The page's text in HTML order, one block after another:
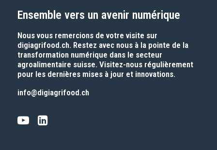
Ensemble vers un avenir numérique
Nous vous remercions de votre visite sur
digiagrifood.ch. Restez avec nous à la pointe de la
transformation numérique dans le secteur
agroalimentaire suisse. Visitez-nous régulièrement
pour les dernières mises à jour et innovations.
info@digiagrifood.ch